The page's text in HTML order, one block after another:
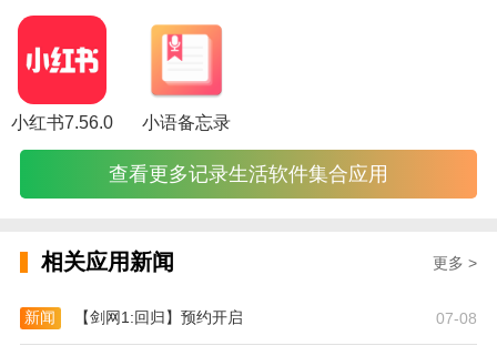
5、通过分析，让用户能够更好的了解自己的学习
情况
小红书7.56.0 小语备忘录
查看更多记录生活软件集合应用
相关应用新闻 更多 >
新闻 【剑网1:回归】预约开启 07-08